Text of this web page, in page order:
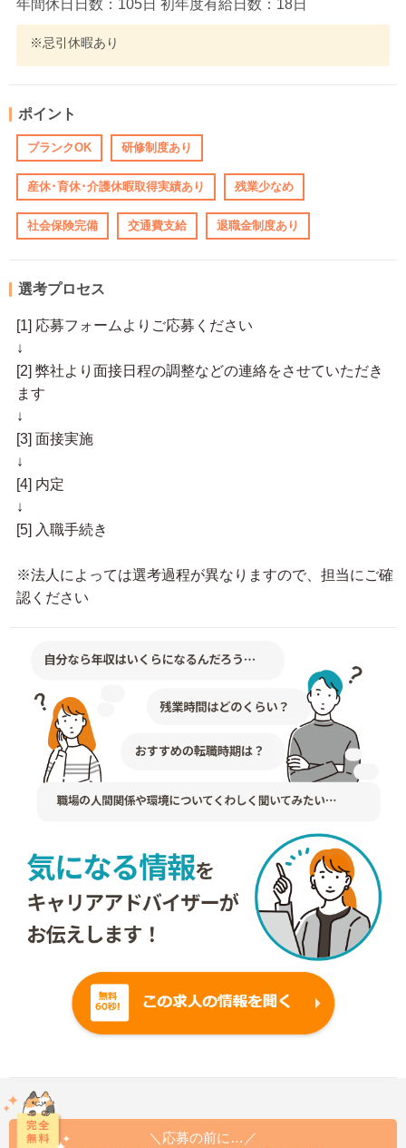
年間休日日数：105日 初年度有給日数：18日
※忌引休暇あり
ポイント
ブランクOK 研修制度あり
産休･育休･介護休暇取得実績あり 残業少なめ
社会保険完備 交通費支給 退職金制度あり
選考プロセス
[1] 応募フォームよりご応募ください
↓
[2] 弊社より面接日程の調整などの連絡をさせていただき
ます
↓
[3] 面接実施
↓
[4] 内定
↓
[5] 入職手続き
※法人によっては選考過程が異なりますので、担当にご確
認ください
＼応募の前に…／